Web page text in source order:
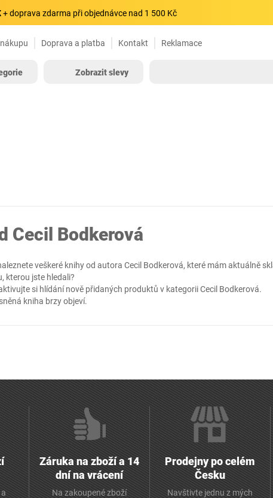
+ doprava zdarma při objednávce nad 1 500 Kč
Doprava a platba Kontakt Reklamace
Zobrazit slevy
Cecil Bodkerová
veškeré knihy od autora Cecil Bodkerová, které mám aktuálně
kterou jste hledali?
si hlídání nově přidaných produktů v kategoriiCecil Bodkerová.
kniha brzy objeví.
a
Záruka na zboží a 14
dní na vrácení
Na zakoupené zboží
Prodejny po celém
Česku
Navštivte jednu z mých